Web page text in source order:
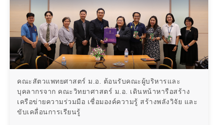
คณะสัตวแพทยศาสตร์ ม.อ. ต้อนรับคณะผู้บริหารและ
บุคลากรจาก คณะวิทยาศาสตร์ ม.อ. เดินหน้าหารือสร้าง
เครือข่ายความร่วมมือ เชื่อมองค์ความรู้ สร้างพลังวิจัย และ
ขับเคลื่อนการเรียนรู้